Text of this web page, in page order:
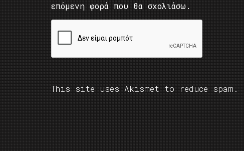
επόμενη φορά που θα σχολιάσω.
This site uses Akismet to reduce spam.